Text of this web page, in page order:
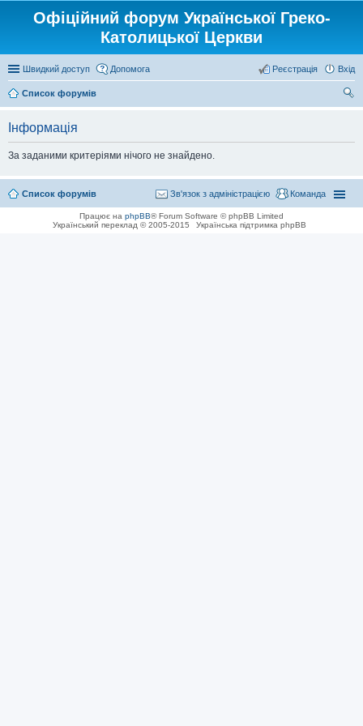
Офіційний форум Української Греко-
Католицької Церкви
Швидкий доступ Допомога Вхід
Реєстрація
Список форумів
Інформація
За заданими критеріями нічого не знайдено.
Список форумів Команда
Зв'язок з адміністрацією
Працює на phpBB® Forum Software © phpBB Limited
Український переклад © 2005-2015
Українська підтримка phpBB